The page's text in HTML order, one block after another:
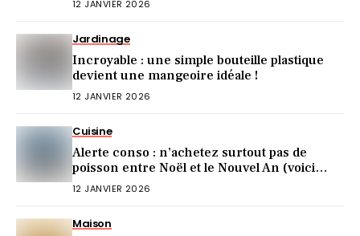
12 JANVIER 2026
Jardinage
Incroyable : une simple bouteille plastique
devient une mangeoire idéale !
12 JANVIER 2026
Cuisine
Alerte conso : n’achetez surtout pas de
poisson entre Noël et le Nouvel An (voici
pourquoi)
12 JANVIER 2026
Maison